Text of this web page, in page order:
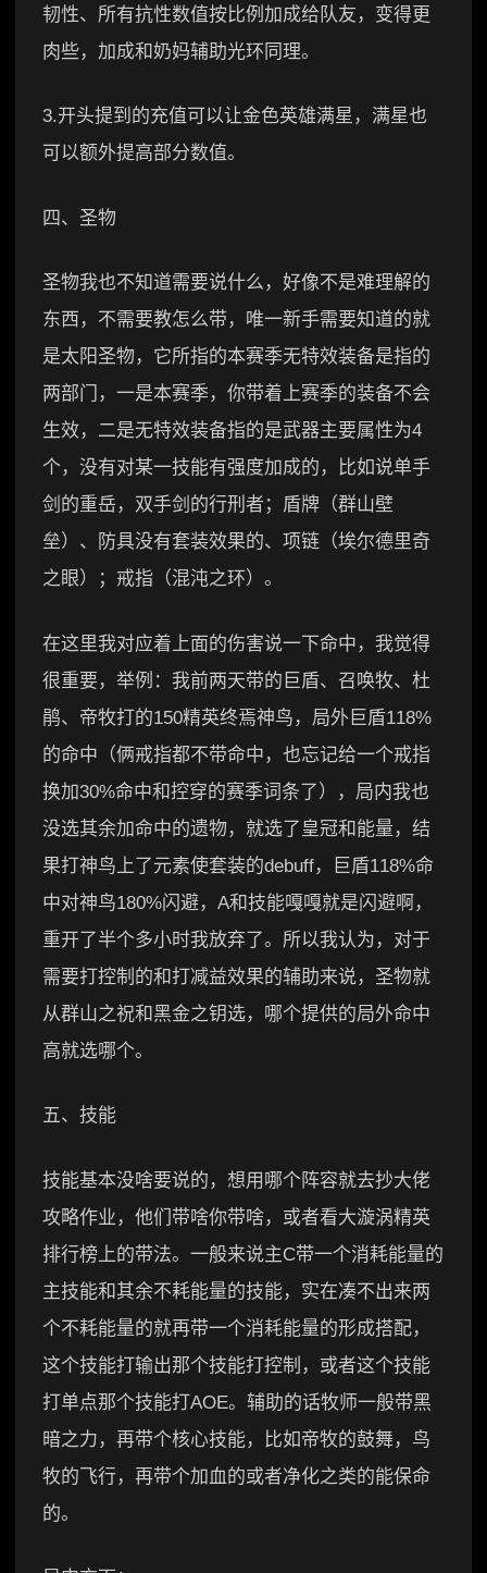
韧性、所有抗性数值按比例加成给队友，变得更
肉些，加成和奶妈辅助光环同理。
3.开头提到的充值可以让金色英雄满星，满星也
可以额外提高部分数值。
四、圣物
圣物我也不知道需要说什么，好像不是难理解的
东西，不需要教怎么带，唯一新手需要知道的就
是太阳圣物，它所指的本赛季无特效装备是指的
两部门，一是本赛季，你带着上赛季的装备不会
生效，二是无特效装备指的是武器主要属性为4
个，没有对某一技能有强度加成的，比如说单手
剑的重岳，双手剑的行刑者；盾牌（群山壁
垒）、防具没有套装效果的、项链（埃尔德里奇
之眼）；戒指（混沌之环）。
在这里我对应着上面的伤害说一下命中，我觉得
很重要，举例：我前两天带的巨盾、召唤牧、杜
鹃、帝牧打的150精英终焉神鸟，局外巨盾118%
的命中（俩戒指都不带命中，也忘记给一个戒指
换加30%命中和控穿的赛季词条了），局内我也
没选其余加命中的遗物，就选了皇冠和能量，结
果打神鸟上了元素使套装的debuff，巨盾118%命
中对神鸟180%闪避，A和技能嘎嘎就是闪避啊，
重开了半个多小时我放弃了。所以我认为，对于
需要打控制的和打减益效果的辅助来说，圣物就
从群山之祝和黑金之钥选，哪个提供的局外命中
高就选哪个。
五、技能
技能基本没啥要说的，想用哪个阵容就去抄大佬
攻略作业，他们带啥你带啥，或者看大漩涡精英
排行榜上的带法。一般来说主C带一个消耗能量的
主技能和其余不耗能量的技能，实在凑不出来两
个不耗能量的就再带一个消耗能量的形成搭配，
这个技能打输出那个技能打控制，或者这个技能
打单点那个技能打AOE。辅助的话牧师一般带黑
暗之力，再带个核心技能，比如帝牧的鼓舞，鸟
牧的飞行，再带个加血的或者净化之类的能保命
的。